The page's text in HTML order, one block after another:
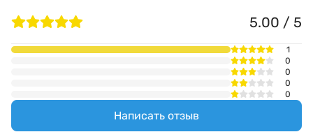
5.00 / 5
1
0
0
0
0
Написать отзыв